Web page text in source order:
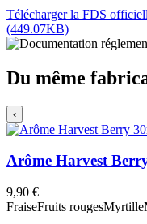
Télécharger la FDS
(449.07KB)
Du même
‹
Arôme Harvest
9,90 €
FraiseFruits rougesMyrtille